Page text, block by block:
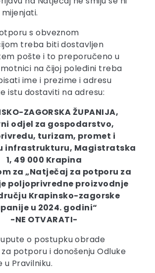
s obveznom
treba biti dostavljen
pošte i to preporučeno u
na čijoj poleđini treba
ime i prezime i adresu
istu dostaviti na adresu:
ZAGORSKA ŽUPANIJA,
odjel za gospodarstvo,
turizam, promet i
infrastrukturu, Magistratska
1, 49 000 Krapina
za „Natječaj za potporu za
poljoprivredne proizvodnje
Krapinsko-zagorske
u 2024. godini“
-NE OTVARATI-
o postupku obrade
potporu i donošenju Odluke
u Pravilniku.